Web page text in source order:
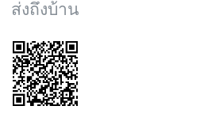
ส่งถึงบ้าน